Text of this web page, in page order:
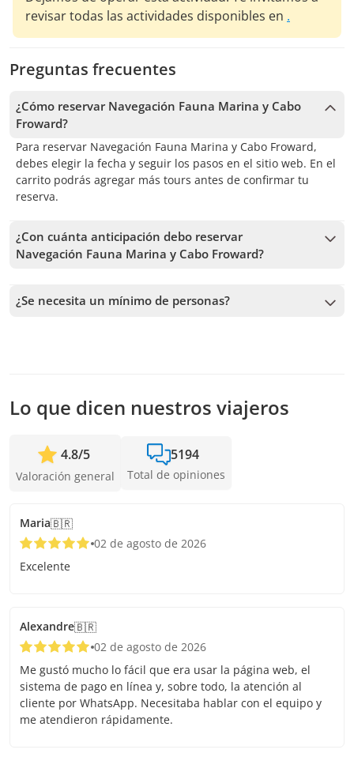
revisar todas las actividades disponibles en .
Preguntas frecuentes
¿Cómo reservar Navegación Fauna Marina y Cabo
Froward?
Para reservar Navegación Fauna Marina y Cabo Froward,
debes elegir la fecha y seguir los pasos en el sitio web. En el
carrito podrás agregar más tours antes de confirmar tu
reserva.
¿Con cuánta anticipación debo reservar
Navegación Fauna Marina y Cabo Froward?
disponibilidad. Por lo tanto, recomendamos reservar con la
mayor anticipación posible para asegurar los cupos.
¿Se necesita un mínimo de personas?
Lo que dicen nuestros viajeros
4.8/5
Valoración general
5194
Total de opiniones
Maria🇧🇷
02 de agosto de 2026
Excelente
Alexandre🇧🇷
02 de agosto de 2026
Me gustó mucho lo fácil que era usar la página web, el
sistema de pago en línea y, sobre todo, la atención al
cliente por WhatsApp. Necesitaba hablar con el equipo y
me atendieron rápidamente.